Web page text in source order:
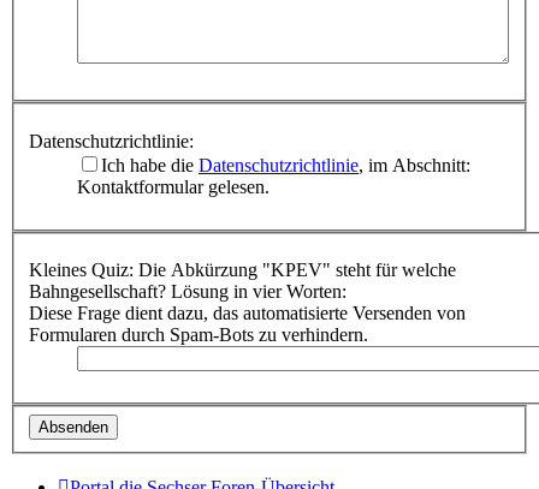
Datenschutzrichtlinie:
Ich habe die Datenschutzrichtlinie, im Abschnitt:
Kontaktformular gelesen.
Kleines Quiz: Die Abkürzung "KPEV" steht für welche
Bahngesellschaft? Lösung in vier Worten:
Diese Frage dient dazu, das automatisierte Versenden von
Formularen durch Spam-Bots zu verhindern.